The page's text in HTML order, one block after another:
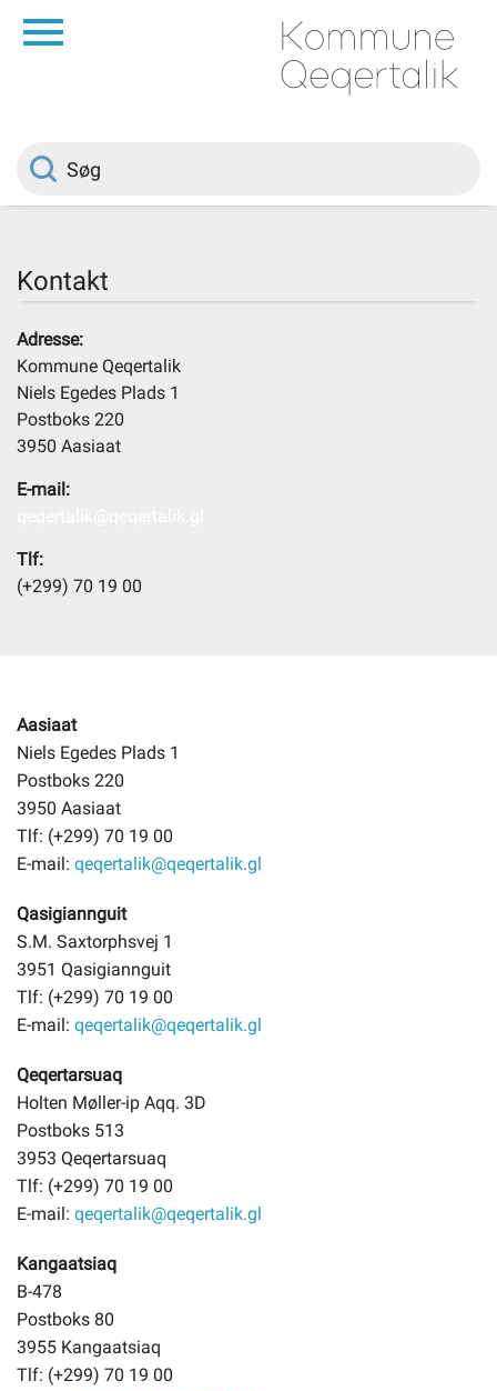
Borger
Om kommunen
Vedtægter
Selvbetjening
Kontakt
Adresse:
Kommune Qeqertalik
Niels Egedes Plads 1
Postboks 220
3950 Aasiaat
E-mail:
Tlf:
(+299) 70 19 00
Aasiaat
Niels Egedes Plads 1
Postboks 220
3950 Aasiaat
Tlf: (+299) 70 19 00
E-mail: qeqertalik@qeqertalik.gl
Qasigiannguit
S.M. Saxtorphsvej 1
3951 Qasigiannguit
Tlf: (+299) 70 19 00
E-mail: qeqertalik@qeqertalik.gl
Qeqertarsuaq
Holten Møller-ip Aqq. 3D
Postboks 513
3953 Qeqertarsuaq
Tlf: (+299) 70 19 00
E-mail: qeqertalik@qeqertalik.gl
Kangaatsiaq
B-478
Postboks 80
3955 Kangaatsiaq
Tlf: (+299) 70 19 00